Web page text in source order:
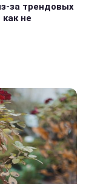
за трендовых
не